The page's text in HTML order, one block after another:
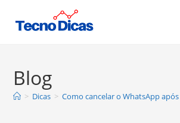
para
Blog
> Dicas > Como cancelar o WhatsApp